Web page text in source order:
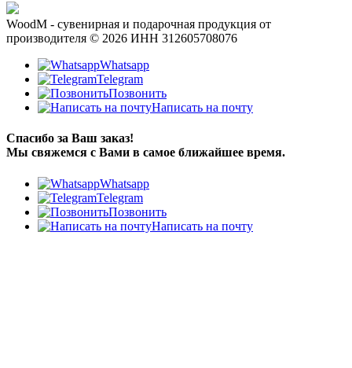
WoodM - сувенирная и подарочная продукция от
производителя © 2026 ИНН 312605708076
Whatsapp
Telegram
Позвонить
Написать на почту
Спасибо за Ваш заказ!
Мы свяжемся с Вами в самое ближайшее время.
Whatsapp
Telegram
Позвонить
Написать на почту